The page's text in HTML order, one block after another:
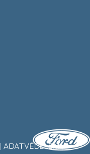
ADATVÉDELEM|